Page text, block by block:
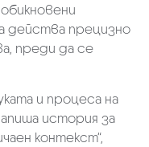
действа прецизно
преди да се
и процеса на
история за
контекст“,